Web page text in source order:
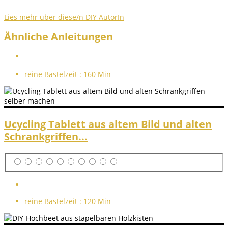
Lies mehr über diese/n DIY AutorIn
Ähnliche Anleitungen
reine Bastelzeit : 160 Min
Ucycling Tablett aus altem Bild und alten
Schrankgriffen...
reine Bastelzeit : 120 Min